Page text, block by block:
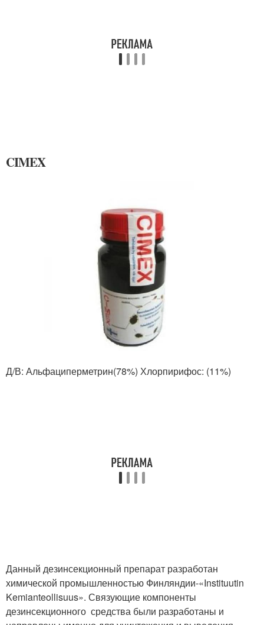
CIMEX
Д/В: Альфациперметрин(78%) Хлорпирифос: (11%)
Данный дезинсекционный препарат разработан
химической промышленностью Финляндии-«Instituutin
Kemianteollisuus». Связующие компоненты
дезинсекционного средства были разработаны и